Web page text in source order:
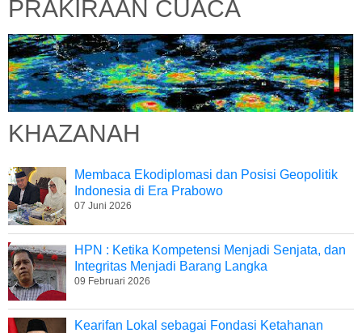
PRAKIRAAN CUACA
KHAZANAH
Membaca Ekodiplomasi dan Posisi Geopolitik
Indonesia di Era Prabowo
07 Juni 2026
HPN : Ketika Kompetensi Menjadi Senjata, dan
Integritas Menjadi Barang Langka
09 Februari 2026
Kearifan Lokal sebagai Fondasi Ketahanan